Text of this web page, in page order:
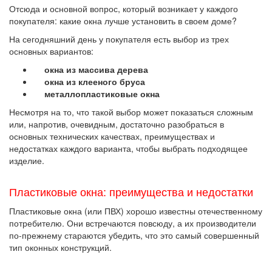
Отсюда и основной вопрос, который возникает у каждого
покупателя: какие окна лучше установить в своем доме?
На сегодняшний день у покупателя есть выбор из трех
основных вариантов:
окна из массива дерева
окна из клееного бруса
металлопластиковые окна
Несмотря на то, что такой выбор может показаться сложным
или, напротив, очевидным, достаточно разобраться в
основных технических качествах, преимуществах и
недостатках каждого варианта, чтобы выбрать подходящее
изделие.
Пластиковые окна: преимущества и недостатки
Пластиковые окна (или ПВХ) хорошо известны отечественному
потребителю. Они встречаются повсюду, а их производители
по-прежнему стараются убедить, что это самый совершенный
тип оконных конструкций.